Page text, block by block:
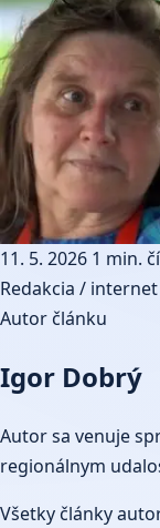
11. 5. 2026 1 min.
Redakcia / internet
Autor článku
Igor Dobrý
Autor sa venuje
regionálnym
Všetky články